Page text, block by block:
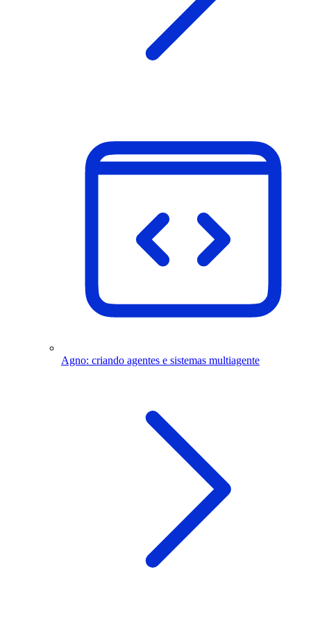
Agno: criando agentes e sistemas multiagente